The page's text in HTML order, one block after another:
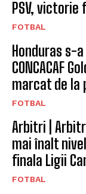
PSV, victorie
FOTBAL
Honduras s-
CONCACAF
marcat de la
FOTBAL
Arbitri |
mai înalt
finala Ligii
FOTBAL